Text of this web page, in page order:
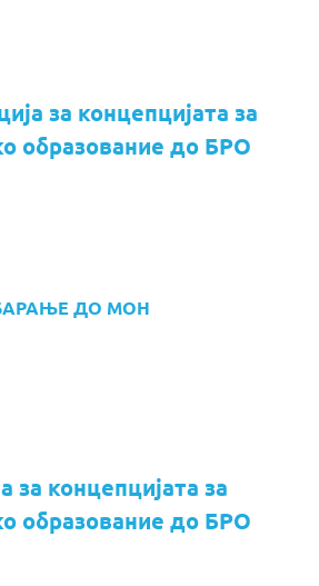
за концепцијата за
образование до БРО
ДО МОН
за концепцијата за
образование до БРО